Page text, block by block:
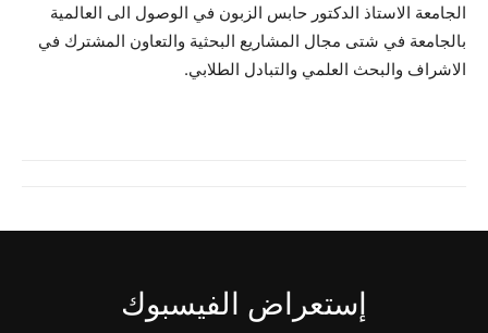
الجامعة الاستاذ الدكتور حابس الزبون في الوصول الى العالمية
بالجامعة في شتى مجال المشاريع البحثية والتعاون المشترك في
الاشراف والبحث العلمي والتبادل الطلابي.
إستعراض الفيسبوك